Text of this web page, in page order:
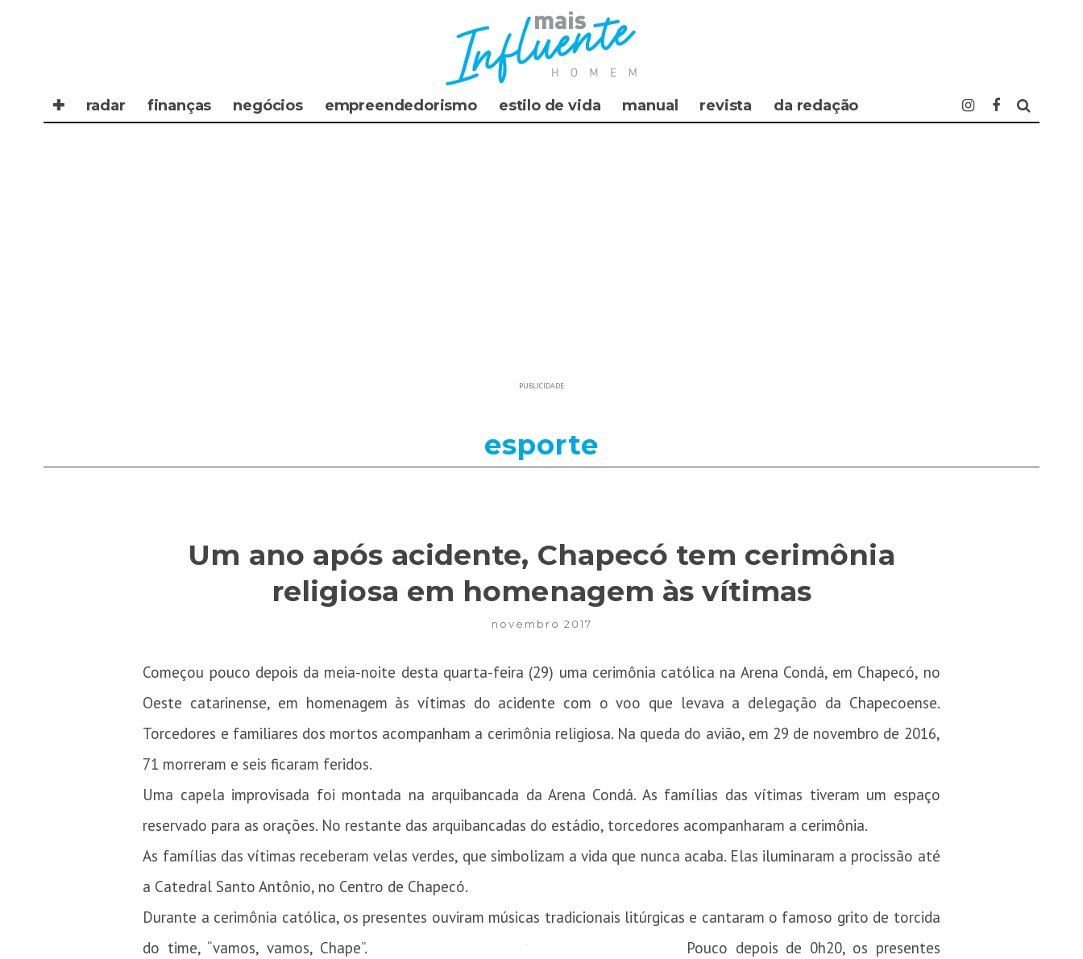
✚ radar finanças negócios empreendedorismo estilo de vida manual revista da redação
PUBLICIDADE
esporte
Um ano após acidente, Chapecó tem cerimônia
religiosa em homenagem às vítimas
novembro 2017
Começou pouco depois da meia-noite desta quarta-feira (29) uma cerimônia católica na Arena Condá, em Chapecó, no
Oeste catarinense, em homenagem às vítimas do acidente com o voo que levava a delegação da Chapecoense.
Torcedores e familiares dos mortos acompanham a cerimônia religiosa. Na queda do avião, em 29 de novembro de 2016,
71 morreram e seis ficaram feridos.
Uma capela improvisada foi montada na arquibancada da Arena Condá. As famílias das vítimas tiveram um espaço
reservado para as orações. No restante das arquibancadas do estádio, torcedores acompanharam a cerimônia.
As famílias das vítimas receberam velas verdes, que simbolizam a vida que nunca acaba. Elas iluminaram a procissão até
a Catedral Santo Antônio, no Centro de Chapecó.
Durante a cerimônia católica, os presentes ouviram músicas tradicionais litúrgicas e cantaram o famoso grito de torcida
do time, “vamos, vamos, Chape”.
Pouco depois de 0h20, os presentes